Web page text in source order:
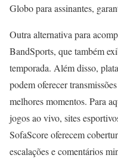
Globo para assinantes,
Outra alternativa para
BandSports, que também
temporada. Além disso,
podem oferecer
melhores momentos. Para
jogos ao vivo, sites
SofaScore oferecem
escalações e comentários